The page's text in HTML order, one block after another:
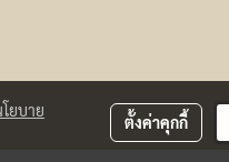
ยบาย
ตั้งค่าคุกกี้